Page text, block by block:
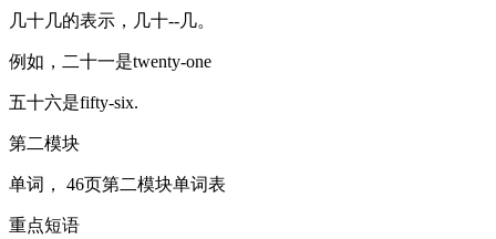
几十几的表示，几十--几。
例如，二十一是twenty-one
五十六是fifty-six.
第二模块
单词， 46页第二模块单词表
重点短语